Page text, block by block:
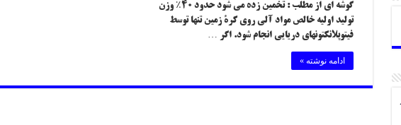
گوشه ای از مطلب : تخمین زده می شود حدود ۴۰٪ وزن
تولید اولیه خالص مواد آلی روی کرۀ زمین تنها توسط
فیتوپلانکتونهای دریایی انجام شود. اگر …
ادامه نوشته »